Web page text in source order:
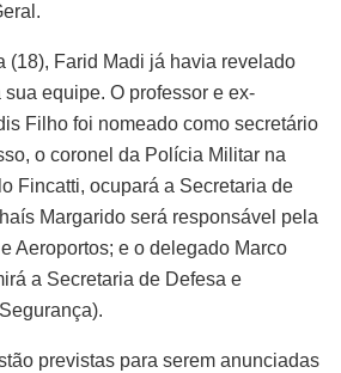
(18), Farid Madi já havia revelado
equipe. O professor e ex-
Filho foi nomeado como secretário
o coronel da Polícia Militar na
Fincatti, ocupará a Secretaria de
Margarido será responsável pela
Aeroportos; e o delegado Marco
a Secretaria de Defesa e
previstas para serem anunciadas